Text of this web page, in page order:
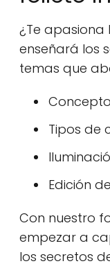
¿Te
enseñará los
temas que
Tipos de
Edición
Con nuestro
empezar a
los secretos